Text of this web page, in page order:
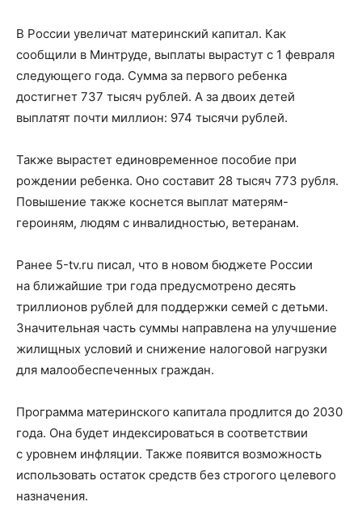
В России увеличат материнский капитал. Как
сообщили в Минтруде, выплаты вырастут с 1 февраля
следующего года. Сумма за первого ребенка
достигнет 737 тысяч рублей. А за двоих детей
выплатят почти миллион: 974 тысячи рублей.
Также вырастет единовременное пособие при
рождении ребенка. Оно составит 28 тысяч 773 рубля.
Повышение также коснется выплат матерям-
героиням, людям с инвалидностью, ветеранам.
Ранее 5-tv.ru писал, что в новом бюджете России
на ближайшие три года предусмотрено десять
триллионов рублей для поддержки семей с детьми.
Значительная часть суммы направлена на улучшение
жилищных условий и снижение налоговой нагрузки
для малообеспеченных граждан.
Программа материнского капитала продлится до 2030
года. Она будет индексироваться в соответствии
с уровнем инфляции. Также появится возможность
использовать остаток средств без строгого целевого
назначения.